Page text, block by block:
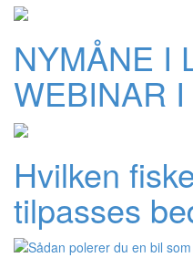
NYMÅNE I
WEBINAR
Hvilken
tilpasses